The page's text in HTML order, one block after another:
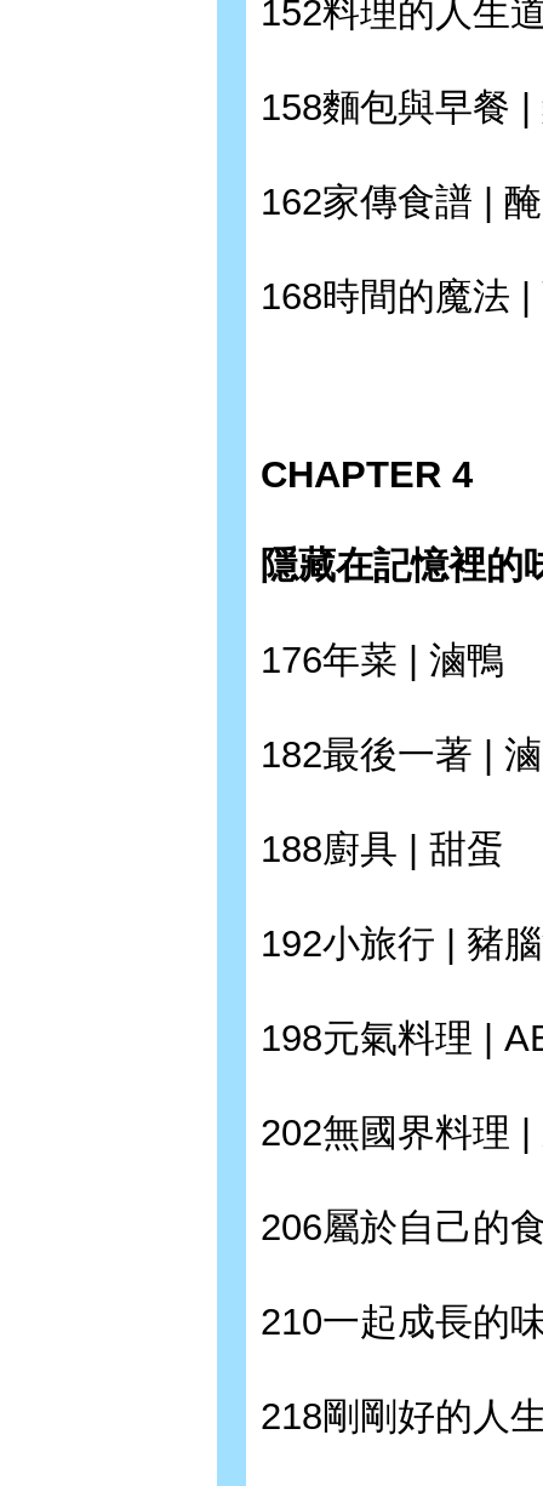
152料理的人生
158麵包與早餐
162家傳食譜 |
168時間的魔法
CHAPTER 4
隱藏在記憶裡的
176年菜 | 滷鴨
182最後一著 |
188廚具 | 甜蛋
192小旅行 | 豬
198元氣料理 |
202無國界料理
206屬於自己的
210一起成長的
218剛剛好的人